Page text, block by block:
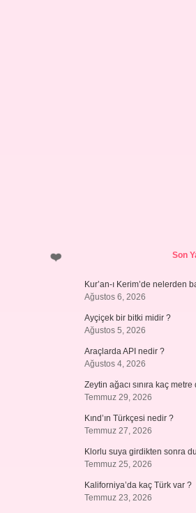
SidebarSon
Kur’an-ı Kerim’de nelerden
Ağustos 6, 2026
Ayçiçek bir bitki midir ?
Ağustos 5, 2026
Araçlarda API nedir ?
Ağustos 4, 2026
Zeytin ağacı sınıra kaç
Temmuz 29, 2026
Kınd’ın Türkçesi nedir ?
Temmuz 27, 2026
Klorlu suya girdikten sonra
Temmuz 25, 2026
Kaliforniya’da kaç Türk var ?
Temmuz 23, 2026